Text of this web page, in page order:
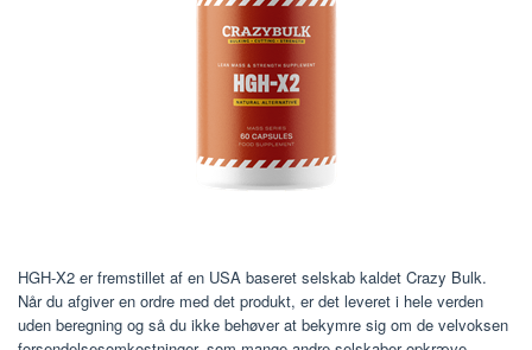
HGH-X2 er fremstillet af en USA baseret selskab kaldet Crazy Bulk.
Når du afgiver en ordre med det produkt, er det leveret i hele verden
uden beregning og så du ikke behøver at bekymre sig om de velvoksen